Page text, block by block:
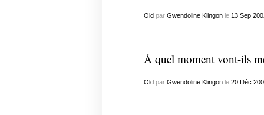
Oldpar Gwendoline Klingonle 13 Sep
À quel moment vont-ils
Old par Gwendoline Klingonle 20 Déc